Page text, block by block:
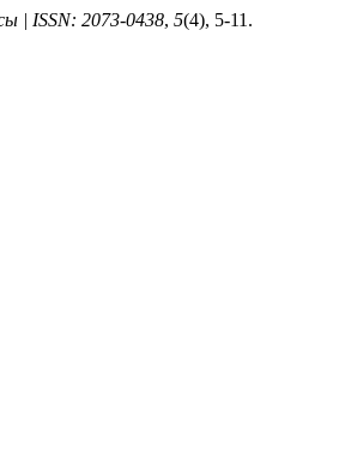
| ISSN: 2073-0438, 5(4), 5-11.